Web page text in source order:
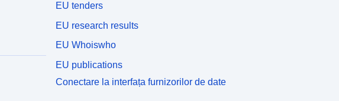
EU tenders
EU research results
EU Whoiswho
EU publications
Conectare la interfața furnizorilor de date